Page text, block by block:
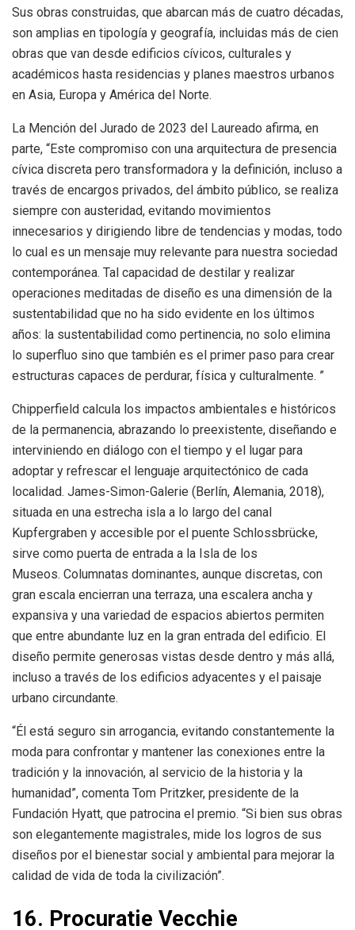
Sus obras construidas, que abarcan más de cuatro décadas,
son amplias en tipología y geografía, incluidas más de cien
obras que van desde edificios cívicos, culturales y
académicos hasta residencias y planes maestros urbanos
en Asia, Europa y América del Norte.
La Mención del Jurado de 2023 del Laureado afirma, en
parte, “Este compromiso con una arquitectura de presencia
cívica discreta pero transformadora y la definición, incluso a
través de encargos privados, del ámbito público, se realiza
siempre con austeridad, evitando movimientos
innecesarios y dirigiendo libre de tendencias y modas, todo
lo cual es un mensaje muy relevante para nuestra sociedad
contemporánea. Tal capacidad de destilar y realizar
operaciones meditadas de diseño es una dimensión de la
sustentabilidad que no ha sido evidente en los últimos
años: la sustentabilidad como pertinencia, no solo elimina
lo superfluo sino que también es el primer paso para crear
estructuras capaces de perdurar, física y culturalmente. ”
Chipperfield calcula los impactos ambientales e históricos
de la permanencia, abrazando lo preexistente, diseñando e
interviniendo en diálogo con el tiempo y el lugar para
adoptar y refrescar el lenguaje arquitectónico de cada
localidad. James-Simon-Galerie (Berlín, Alemania, 2018),
situada en una estrecha isla a lo largo del canal
Kupfergraben y accesible por el puente Schlossbrücke,
sirve como puerta de entrada a la Isla de los
Museos. Columnatas dominantes, aunque discretas, con
gran escala encierran una terraza, una escalera ancha y
expansiva y una variedad de espacios abiertos permiten
que entre abundante luz en la gran entrada del edificio. El
diseño permite generosas vistas desde dentro y más allá,
incluso a través de los edificios adyacentes y el paisaje
urbano circundante.
“Él está seguro sin arrogancia, evitando constantemente la
moda para confrontar y mantener las conexiones entre la
tradición y la innovación, al servicio de la historia y la
humanidad”, comenta Tom Pritzker, presidente de la
Fundación Hyatt, que patrocina el premio. “Si bien sus obras
son elegantemente magistrales, mide los logros de sus
diseños por el bienestar social y ambiental para mejorar la
calidad de vida de toda la civilización”.
16. Procuratie Vecchie